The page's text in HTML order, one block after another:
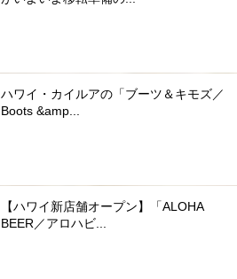
ハワイ・カイルアの「ブーツ＆キモズ／
Boots &amp...
【ハワイ新店舗オープン】「ALOHA
BEER／アロハビ...